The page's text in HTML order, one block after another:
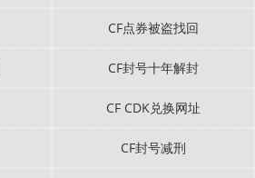
CF点券被盗找回
CF封号十年解封
CF CDK兑换网址
CF封号减刑